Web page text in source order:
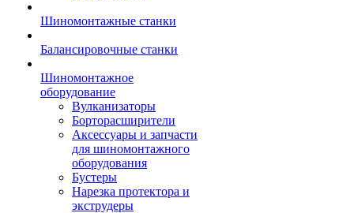
Шиномонтажные станки
Балансировочные станки
Шиномонтажное
оборудование
Вулканизаторы
Борторасширители
Аксессуары и запчасти
для шиномонтажного
оборудования
Бустеры
Нарезка протектора и
экструдеры